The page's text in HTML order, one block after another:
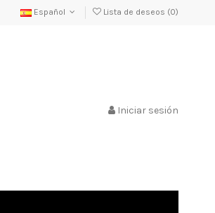
Español Lista de deseos (0)
Iniciar sesión